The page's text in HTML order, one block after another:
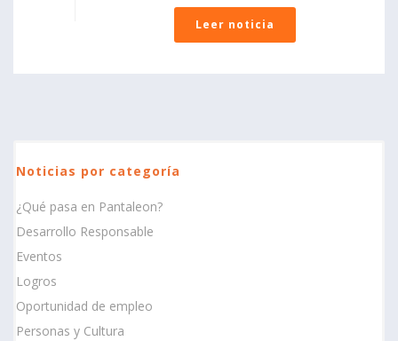
Leer noticia
Noticias por categoría
¿Qué pasa en Pantaleon?
Desarrollo Responsable
Eventos
Logros
Oportunidad de empleo
Personas y Cultura